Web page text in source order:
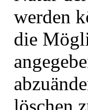
werden
die
löschen